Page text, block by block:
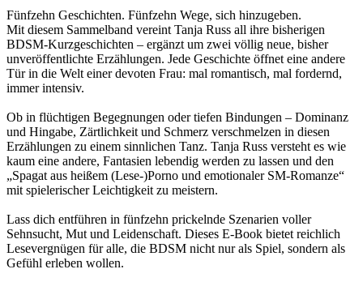
Fünfzehn Geschichten. Fünfzehn Wege, sich hinzugeben.
Mit diesem Sammelband vereint Tanja Russ all ihre bisherigen
BDSM-Kurzgeschichten – ergänzt um zwei völlig neue, bisher
unveröffentlichte Erzählungen. Jede Geschichte öffnet eine andere
Tür in die Welt einer devoten Frau: mal romantisch, mal fordernd,
immer intensiv.
Ob in flüchtigen Begegnungen oder tiefen Bindungen – Dominanz
und Hingabe, Zärtlichkeit und Schmerz verschmelzen in diesen
Erzählungen zu einem sinnlichen Tanz. Tanja Russ versteht es wie
kaum eine andere, Fantasien lebendig werden zu lassen und den
„Spagat aus heißem (Lese-)Porno und emotionaler SM-Romanze“
mit spielerischer Leichtigkeit zu meistern.
Lass dich entführen in fünfzehn prickelnde Szenarien voller
Sehnsucht, Mut und Leidenschaft. Dieses E-Book bietet reichlich
Lesevergnügen für alle, die BDSM nicht nur als Spiel, sondern als
Gefühl erleben wollen.